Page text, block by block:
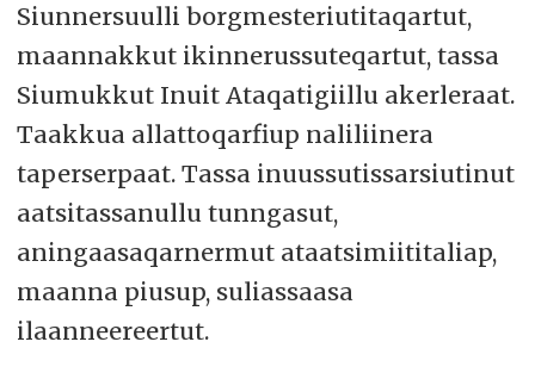
Siunnersuulli borgmesteriutitaqartut,
maannakkut ikinnerussuteqartut, tassa
Siumukkut Inuit Ataqatigiillu akerleraat.
Taakkua allattoqarfiup naliliinera
taperserpaat. Tassa inuussutissarsiutinut
aatsitassanullu tunngasut,
aningaasaqarnermut ataatsimiititaliap,
maanna piusup, suliassaasa
ilaanneereertut.